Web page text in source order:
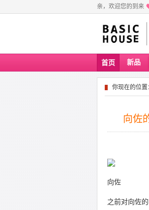
亲，欢迎您的到来
首页 新品
你现在的位置
向佐
向佐
之前对向佐